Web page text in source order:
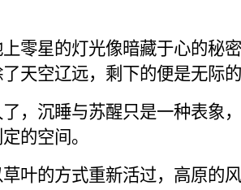
零星的灯光像暗藏于心的秘
天空辽远，剩下的便是无际
，沉睡与苏醒只是一种表象
的空间。
叶的方式重新活过，高原的